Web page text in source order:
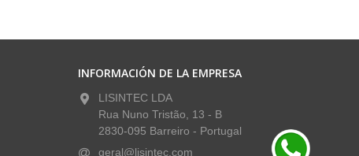
INFORMACIÓN DE LA EMPRESA
LISINTEC LDA
Rua Nuno Tristão, 13 - B
2830-095 Barreiro - Portugal
geral@lisintec.com